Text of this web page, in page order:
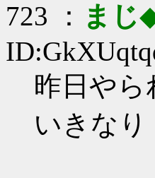
723 ： まじ
昨日やら
いきなり